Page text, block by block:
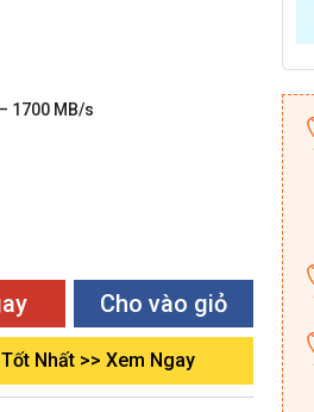
1700 MB/s
Cho vào giỏ
Nhất >> Xem Ngay